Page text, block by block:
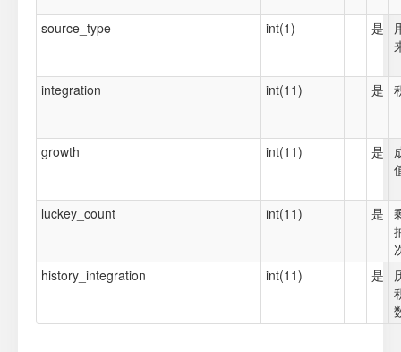
source_type int(1) 是
integration int(11) 是
growth int(11) 是
luckey_count int(11) 是
history_integration
int(11) 是